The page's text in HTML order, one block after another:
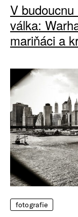
V
válka:
mariňáci a
fotografie